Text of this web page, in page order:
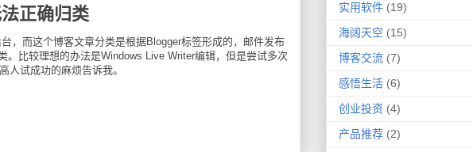
正确归类
，而这个博客文章分类是根据Blogger标签形成的，邮件发布
。比较理想的办法是Windows Live Writer编辑，但是尝试多次
人试成功的麻烦告诉我。
实用软件 (19)
海阔天空 (15)
博客交流 (7)
感悟生活 (6)
创业投资 (4)
产品推荐 (2)